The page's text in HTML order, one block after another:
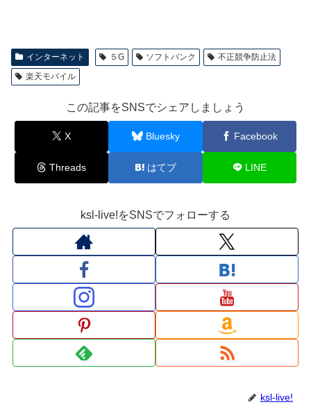
インターネット ５G ソフトバンク
不正競争防止法
楽天モバイル
この記事をSNSでシェアしましょう
X Bluesky Facebook
Threads はてブ LINE
ksl-live!をSNSでフォローする
ksl-live!